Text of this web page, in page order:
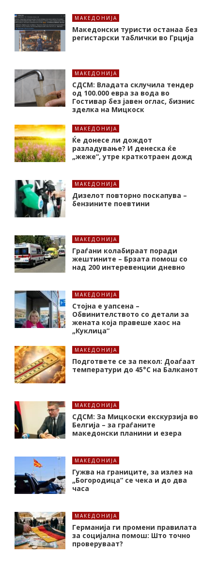
МАКЕДОНИЈА
Македонски туристи останаа без
регистарски таблички во Грција
МАКЕДОНИЈА
СДСМ: Владата склучила тендер
од 100.000 евра за вода во
Гостивар без јавен оглас, бизнис
зделка на Мицкоск
МАКЕДОНИЈА
Ќе донесе ли дождот
разладување? И денеска ќе
„жеже“, утре краткотраен дожд
МАКЕДОНИЈА
Дизелот повторно поскапува –
бензините поевтини
МАКЕДОНИЈА
Граѓани колабираат поради
жештините – Брзата помош со
над 200 интеревенции дневно
МАКЕДОНИЈА
Стојна е уапсена –
Обвинителството со детали за
жената која правеше хаос на
„Куклица“
МАКЕДОНИЈА
Подгответе се за пекол: Доаѓаат
температури до 45°C на Балканот
МАКЕДОНИЈА
СДСМ: За Мицкоски екскурзија во
Белгија – за граѓаните
македонски планини и езера
МАКЕДОНИЈА
Гужва на границите, за излез на
„Богородица“ се чека и до два
часа
МАКЕДОНИЈА
Германија ги промени правилата
за социјална помош: Што точно
проверуваат?